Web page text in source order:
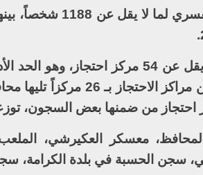
وتقدر الشبكة امتلاك داعش ما لا يقل عن 54
مراكز: قصر المحافظ، معسكر
سجن الحسبة في بلدة الكرامة،